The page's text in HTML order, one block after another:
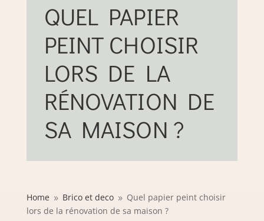
QUEL PAPIER
PEINT CHOISIR
LORS DE LA
RÉNOVATION DE
SA MAISON ?
Home 9 Brico et deco 9 Quel papier peint choisir
lors de la rénovation de sa maison ?